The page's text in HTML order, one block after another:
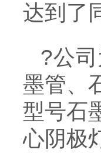
达到了
?公
墨管、
型号石
心阴极